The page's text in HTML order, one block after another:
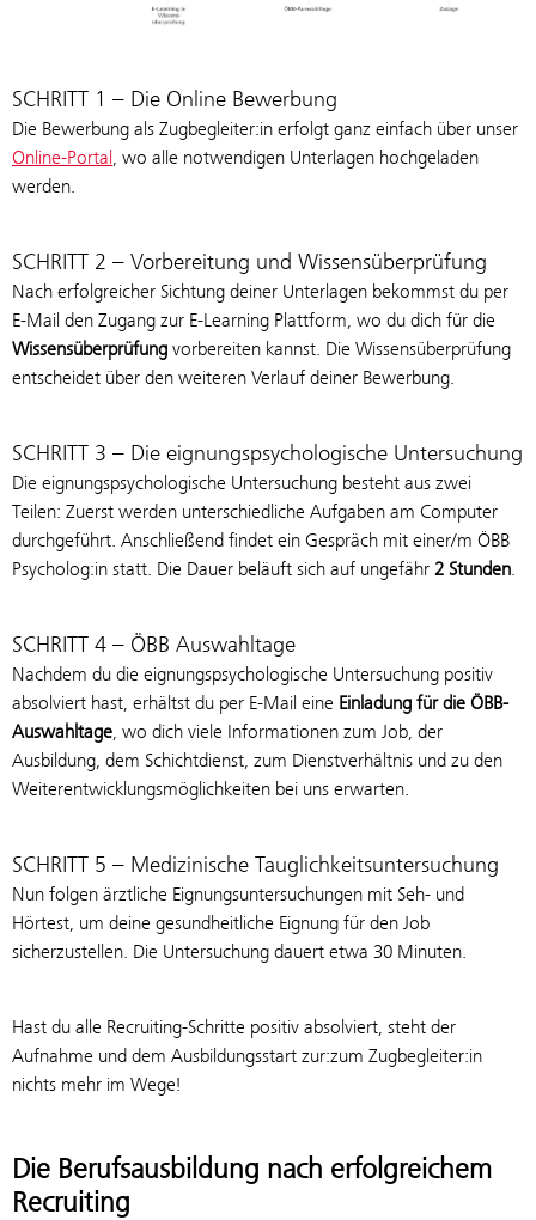
SCHRITT 1 – Die Online Bewerbung
Die Bewerbung als Zugbegleiter:in erfolgt ganz einfach über unser
Online-Portal , wo alle notwendigen Unterlagen hochgeladen
werden.
SCHRITT 2 – Vorbereitung und Wissensüberprüfung
Nach erfolgreicher Sichtung deiner Unterlagen bekommst du per
E-Mail den Zugang zur E-Learning Plattform, wo du dich für die
Wissensüberprüfung vorbereiten kannst. Die Wissensüberprüfung
entscheidet über den weiteren Verlauf deiner Bewerbung.
SCHRITT 3 – Die eignungspsychologische Untersuchung
Die eignungspsychologische Untersuchung besteht aus zwei
Teilen: Zuerst werden unterschiedliche Aufgaben am Computer
durchgeführt. Anschließend findet ein Gespräch mit einer/m ÖBB
Psycholog:in statt. Die Dauer beläuft sich auf ungefähr 2 Stunden
SCHRITT 4 – ÖBB Auswahltage
Nachdem du die eignungspsychologische Untersuchung positiv
absolviert hast, erhältst du per E-Mail eine Einladung für die ÖBB-
Auswahltage , wo dich viele Informationen zum Job, der
Ausbildung, dem Schichtdienst, zum Dienstverhältnis und zu den
Weiterentwicklungsmöglichkeiten bei uns erwarten.
SCHRITT 5 – Medizinische Tauglichkeitsuntersuchung
Nun folgen ärztliche Eignungsuntersuchungen mit Seh- und
Hörtest, um deine gesundheitliche Eignung für den Job
sicherzustellen. Die Untersuchung dauert etwa 30 Minuten.
Hast du alle Recruiting-Schritte positiv absolviert, steht der
Aufnahme und dem Ausbildungsstart zur:zum Zugbegleiter:in
nichts mehr im Wege!
Die Berufsausbildung nach erfolgreichem
Recruiting